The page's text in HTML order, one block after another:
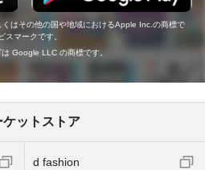
はその他の国や地域におけるApple Inc.の商標で
マークです。
Google LLC の商標です。
ットストア
d fashion